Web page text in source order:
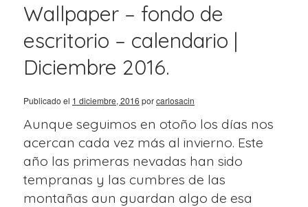
Wallpaper – fondo de
escritorio – calendario |
Diciembre 2016.
Publicado el 1 diciembre, 2016 porcarlosacin
Aunque seguimos en otoño los días nos
acercan cada vez más al invierno. Este
año las primeras nevadas han sido
tempranas y las cumbres de las
montañas aun guardan algo de esa